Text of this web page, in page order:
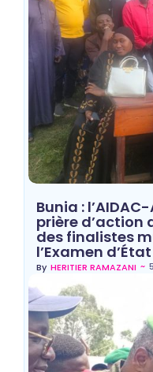
Bunia :
prière d’action
des finalistes
l’Examen
By HERITIER RAMAZANI ~